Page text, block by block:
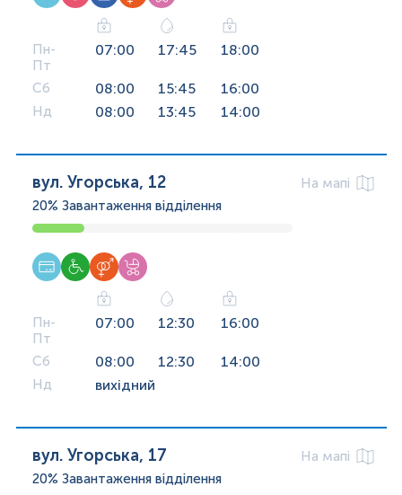
Пн-
Пт
07:00 17:45 18:00
Сб 08:00 15:45 16:00
Нд 08:00 13:45 14:00
вул. Угорська, 12
На мапі
20% Завантаження відділення
Пн-
Пт
07:00 12:30 16:00
Сб 08:00 12:30 14:00
Нд вихідний
вул. Угорська, 17
На мапі
20% Завантаження відділення